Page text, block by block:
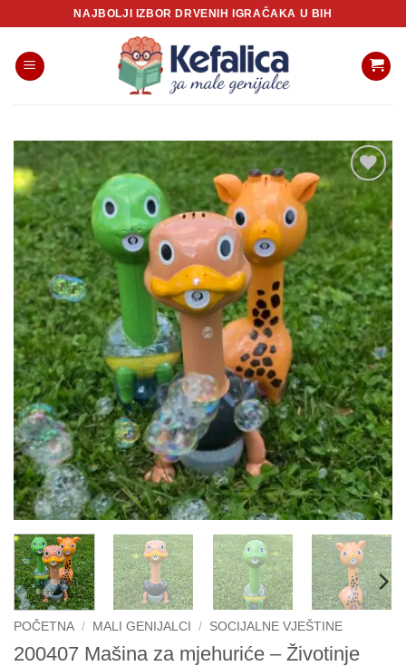
content
NAJBOLJI IZBOR DRVENIH IGRAČAKA U BIH
Sačuvaj
proizvod
POČETNA / MALI GENIJALCI / SOCIJALNE VJEŠTINE
200407 Mašina za mjehuriće – Životinje